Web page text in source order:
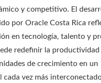
y competitivo. El
por Oracle Costa Rica
en tecnología, talento y
redefinir la
de crecimiento en un
cada vez más